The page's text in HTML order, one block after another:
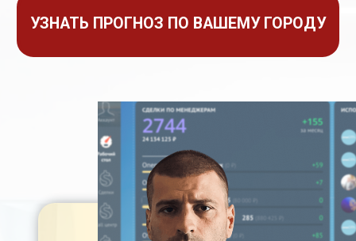
Игорь Олешко
Руководитель агентства «Лексика»